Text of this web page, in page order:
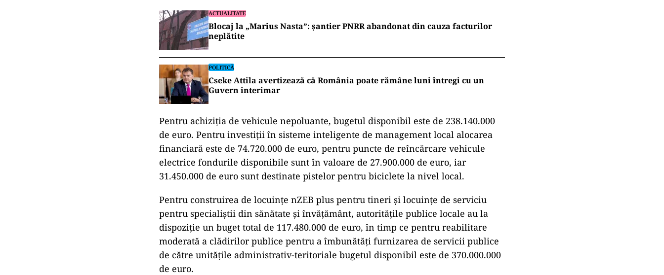
ACTUALITATE
Blocaj la „Marius Nasta”: șantier PNRR abandonat din cauza facturilor
neplătite
POLITICĂ
Cseke Attila avertizează că România poate rămâne luni întregi cu un
Guvern interimar
Pentru achiziţia de vehicule nepoluante, bugetul disponibil este de 238.140.000
de euro. Pentru investiţii în sisteme inteligente de management local alocarea
financiară este de 74.720.000 de euro, pentru puncte de reîncărcare vehicule
electrice fondurile disponibile sunt în valoare de 27.900.000 de euro, iar
31.450.000 de euro sunt destinate pistelor pentru biciclete la nivel local.
Pentru construirea de locuinţe nZEB plus pentru tineri şi locuinţe de serviciu
pentru specialiştii din sănătate şi învăţământ, autorităţile publice locale au la
dispoziţie un buget total de 117.480.000 de euro, în timp ce pentru reabilitare
moderată a clădirilor publice pentru a îmbunătăţi furnizarea de servicii publice
de către unităţile administrativ-teritoriale bugetul disponibil este de 370.000.000
de euro.